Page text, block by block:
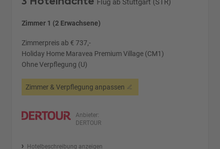
Flug ab Stuttgart (STR)
Zimmer 1 (2 Erwachsene)
Zimmerpreis ab € 737,-
Holiday Home Maravea Premium Village (CM1)
Ohne Verpflegung (U)
Zimmer & Verpflegung anpassen
Anbieter:
DERTOUR
Hotelbeschreibung anzeigen